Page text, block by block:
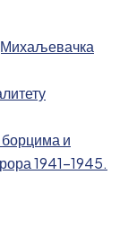
и
1941-1945.